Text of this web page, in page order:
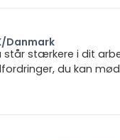
Danmark
står stærkere i dit
du kan